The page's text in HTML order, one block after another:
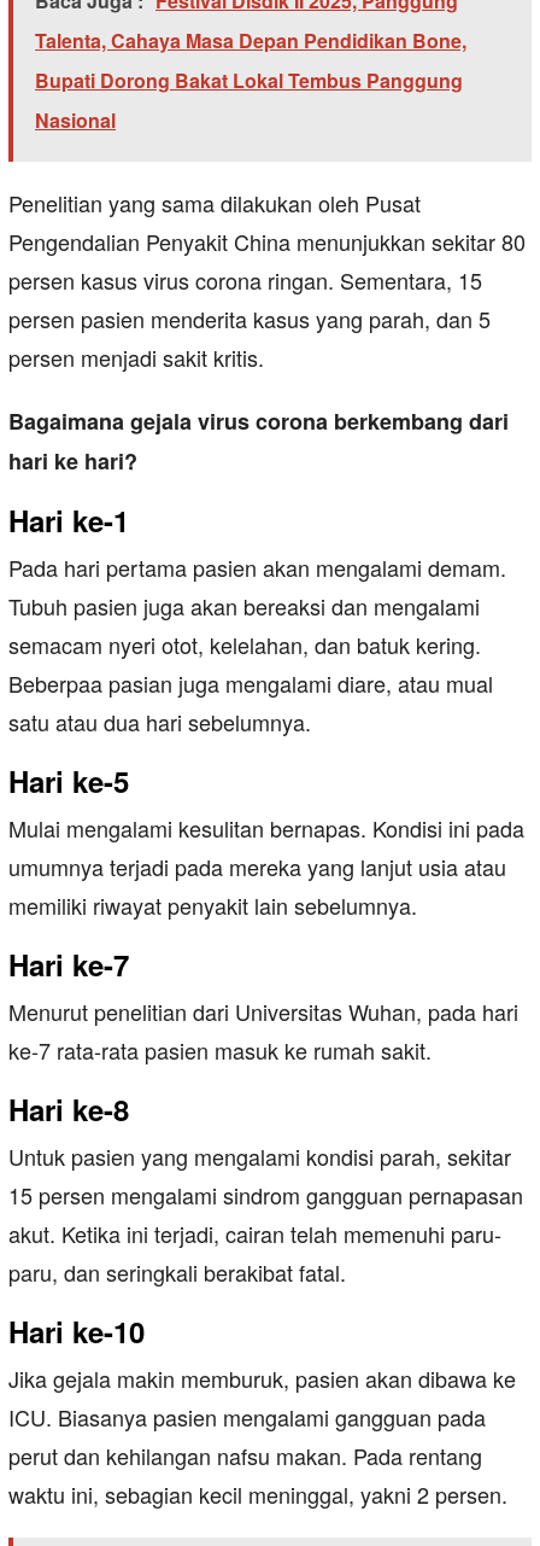
Talenta, Cahaya Masa Depan Pendidikan Bone,
Bupati Dorong Bakat Lokal Tembus Panggung
Nasional
Penelitian yang sama dilakukan oleh Pusat
Pengendalian Penyakit China menunjukkan sekitar 80
persen kasus virus corona ringan. Sementara, 15
persen pasien menderita kasus yang parah, dan 5
persen menjadi sakit kritis.
Bagaimana gejala virus corona berkembang dari
hari ke hari?
Hari ke-1
Pada hari pertama pasien akan mengalami demam.
Tubuh pasien juga akan bereaksi dan mengalami
semacam nyeri otot, kelelahan, dan batuk kering.
Beberpaa pasian juga mengalami diare, atau mual
satu atau dua hari sebelumnya.
Hari ke-5
Mulai mengalami kesulitan bernapas. Kondisi ini pada
umumnya terjadi pada mereka yang lanjut usia atau
memiliki riwayat penyakit lain sebelumnya.
Hari ke-7
Menurut penelitian dari Universitas Wuhan, pada hari
ke-7 rata-rata pasien masuk ke rumah sakit.
Hari ke-8
Untuk pasien yang mengalami kondisi parah, sekitar
15 persen mengalami sindrom gangguan pernapasan
akut. Ketika ini terjadi, cairan telah memenuhi paru-
paru, dan seringkali berakibat fatal.
Hari ke-10
Jika gejala makin memburuk, pasien akan dibawa ke
ICU. Biasanya pasien mengalami gangguan pada
perut dan kehilangan nafsu makan. Pada rentang
waktu ini, sebagian kecil meninggal, yakni 2 persen.